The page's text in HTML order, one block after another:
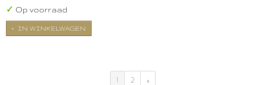
✓ Op voorraad
IN WINKELWAGEN
1 2 »